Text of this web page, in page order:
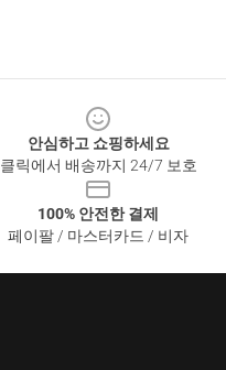
안심하고 쇼핑하세요
클릭에서 배송까지 24/7 보호
100% 안전한 결제
페이팔 / 마스터카드 / 비자